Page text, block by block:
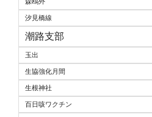
汐見橋線
潮路支部
玉出
生協強化月間
生根神社
百日咳ワクチン